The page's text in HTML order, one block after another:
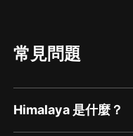
常見問題
Himalaya 是什麼？